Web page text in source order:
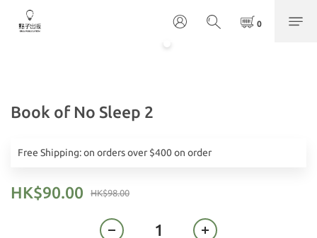
Book of No Sleep 2
Free Shipping: on orders over $400 on order
HK$98.00
HK$90.00